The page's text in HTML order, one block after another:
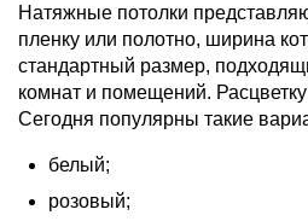
Натяжные потолки
пленку или полотно, ширина
стандартный размер,
комнат и помещений. Расцветку
Сегодня популярны такие
белый;
розовый;